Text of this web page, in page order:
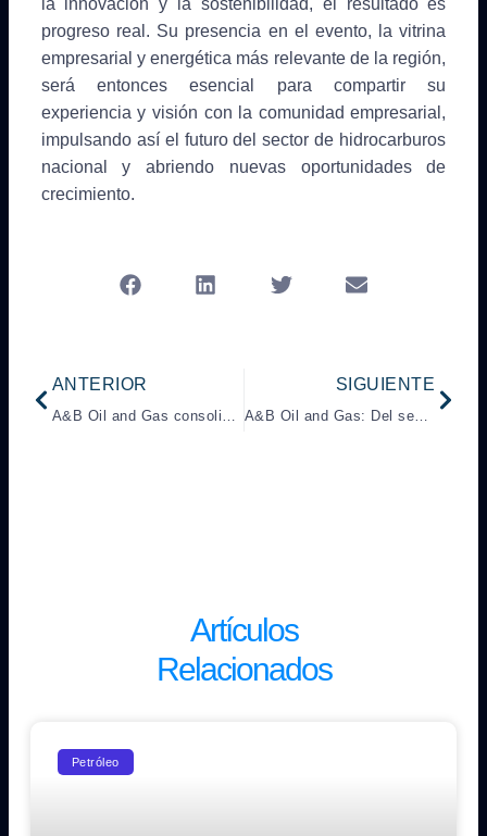
la innovación y la sostenibilidad, el resultado es
progreso real. Su presencia en el evento, la vitrina
empresarial y energética más relevante de la región,
será entonces esencial para compartir su
experiencia y visión con la comunidad empresarial,
impulsando así el futuro del sector de hidrocarburos
nacional y abriendo nuevas oportunidades de
crecimiento.
ANTERIOR
A&B Oil and Gas consolida su crecimiento operativo durante septiembre de 2025
SIGUIENTE
A&B Oil and Gas: Del sentir venezolano al impulso de la producción petrolera nacional
Artículos
Relacionados
Petróleo